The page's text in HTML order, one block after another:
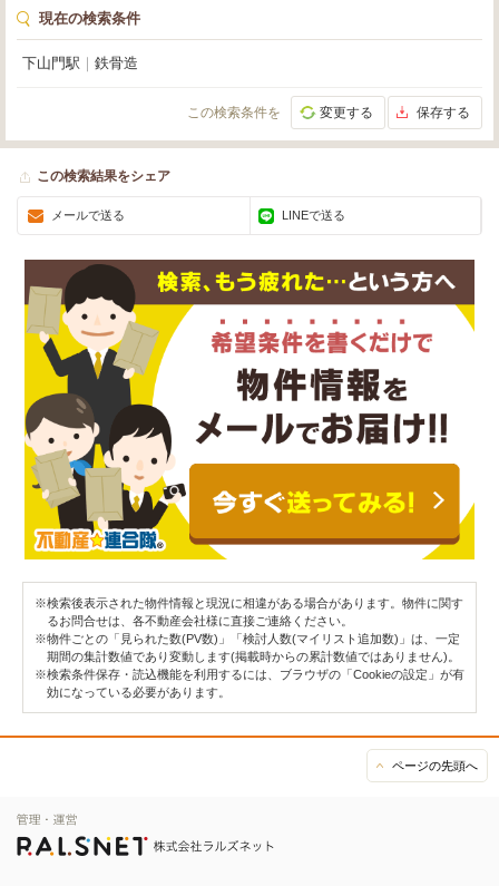
現在の検索条件
下山門駅 鉄骨造
この検索条件を 変更する 保存する
この検索結果をシェア
メールで送る LINEで送る
※検索後表示された物件情報と現況に相違がある場合があります。物件に関す
るお問合せは、各不動産会社様に直接ご連絡ください。
※物件ごとの「見られた数(PV数)」「検討人数(マイリスト追加数)」は、一定
期間の集計数値であり変動します(掲載時からの累計数値ではありません)。
※検索条件保存・読込機能を利用するには、ブラウザの「Cookieの設定」が有
効になっている必要があります。
ページの先頭へ